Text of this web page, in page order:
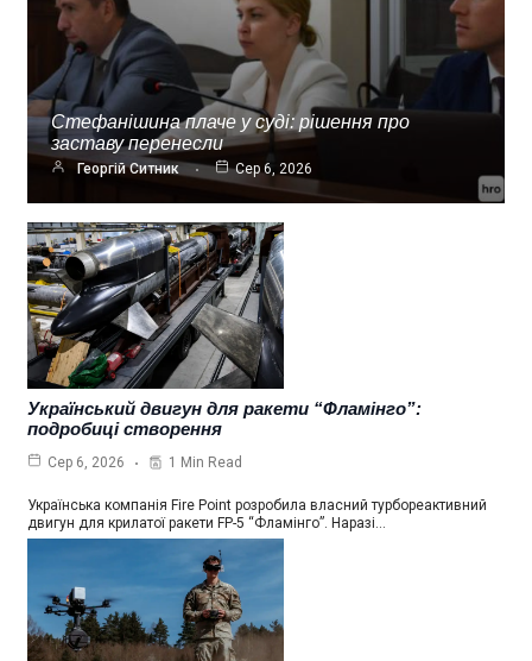
Стефанішина плаче у суді: рішення про
заставу перенесли
Георгій Ситник Сер 6, 2026
Український двигун для ракети “Фламінго”:
подробиці створення
Сер 6, 2026 1 Min Read
Українська компанія Fire Point розробила власний турбореактивний
двигун для крилатої ракети FP-5 “Фламінго”. Наразі…